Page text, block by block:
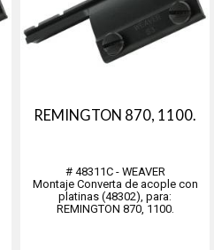
REMINGTON 870, 1100.
# 48311C - WEAVER
Montaje Converta de acople con
platinas (48302), para:
REMINGTON 870, 1100.